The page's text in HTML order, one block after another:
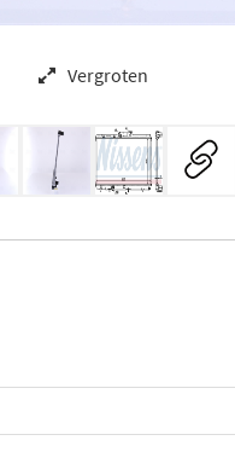
Vergroten